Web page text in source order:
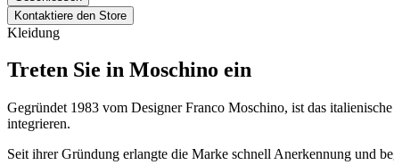
Kontaktiere den Store
Kleidung
Treten Sie in Moschino ein
Gegründet 1983 vom Designer Franco Moschino, ist das
integrieren.
Seit ihrer Gründung erlangte die Marke schnell Anerkennung und